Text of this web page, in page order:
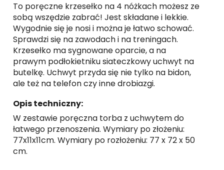
To poręczne krzesełko na 4 nóżkach możesz ze
sobą wszędzie zabrać! Jest składane i lekkie.
Wygodnie się je nosi i można je łatwo schować.
Sprawdzi się na zawodach i na treningach.
Krzesełko ma sygnowane oparcie, a na
prawym podłokietniku siateczkowy uchwyt na
butelkę. Uchwyt przyda się nie tylko na bidon,
ale też na telefon czy inne drobiazgi.
Opis techniczny:
W zestawie poręczna torba z uchwytem do
łatwego przenoszenia. Wymiary po złożeniu:
77x11x11cm. Wymiary po rozłożeniu: 77 x 72 x 50
cm.